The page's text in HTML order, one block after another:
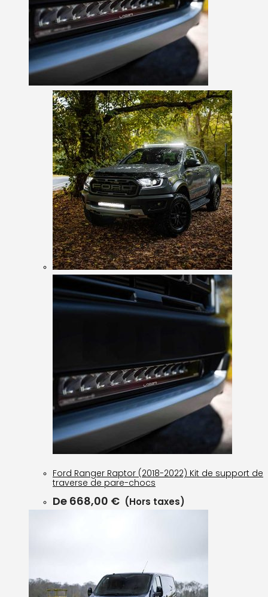
Ford Ranger Raptor (2018-2022) Kit de support de
traverse de pare-chocs
De 668,00 € (Hors taxes)